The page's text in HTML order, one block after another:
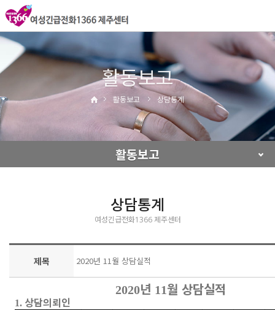
활동보고
활동보고 상담통계
활동보고
상담통계
여성긴급전화1366 제주센터
제목 2020년 11월 상담실적
2020년 11월 상담실적
1. 상담의뢰인